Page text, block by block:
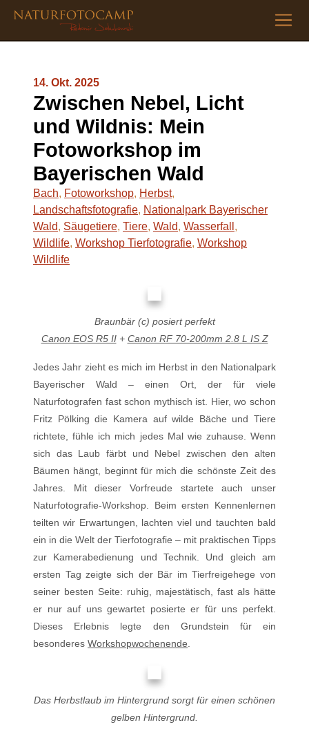
14. Okt. 2025
Zwischen Nebel, Licht
und Wildnis: Mein
Fotoworkshop im
Bayerischen Wald
Bach, Fotoworkshop, Herbst,
Landschaftsfotografie, Nationalpark Bayerischer
Wald, Säugetiere, Tiere, Wald, Wasserfall ,
Wildlife, Workshop Tierfotografie, Workshop
Wildlife
Braunbär (c) posiert perfekt
Canon EOS R5 II+ Canon RF 70-200mm 2.8 L IS Z
Jedes Jahr zieht es mich im Herbst in den Nationalpark
Bayerischer Wald – einen Ort, der für viele
Naturfotografen fast schon mythisch ist. Hier, wo schon
Fritz Pölking die Kamera auf wilde Bäche und Tiere
richtete, fühle ich mich jedes Mal wie zuhause. Wenn
sich das Laub färbt und Nebel zwischen den alten
Bäumen hängt, beginnt für mich die schönste Zeit des
Jahres. Mit dieser Vorfreude startete auch unser
Naturfotografie-Workshop. Beim ersten Kennenlernen
teilten wir Erwartungen, lachten viel und tauchten bald
ein in die Welt der Tierfotografie – mit praktischen Tipps
zur Kamerabedienung und Technik. Und gleich am
ersten Tag zeigte sich der Bär im Tierfreigehege von
seiner besten Seite: ruhig, majestätisch, fast als hätte
er nur auf uns gewartet posierte er für uns perfekt.
Dieses Erlebnis legte den Grundstein für ein
besonderes Workshopwochenende
Das Herbstlaub im Hintergrund sorgt für einen schönen
gelben Hintergrund.